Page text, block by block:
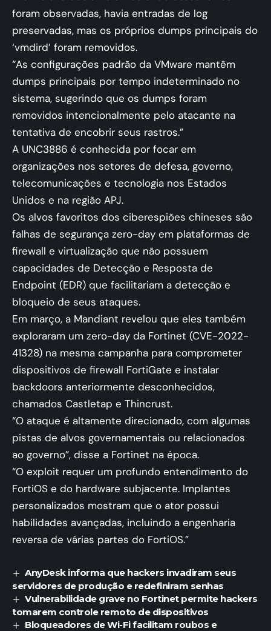
foram observadas, havia entradas de log
preservadas, mas os próprios dumps principais do
‘vmdird’ foram removidos.
“As configurações padrão da VMware mantêm
dumps principais por tempo indeterminado no
sistema, sugerindo que os dumps foram
removidos intencionalmente pelo atacante na
tentativa de encobrir seus rastros.”
A UNC3886 é conhecida por focar em
organizações nos setores de defesa, governo,
telecomunicações e tecnologia nos Estados
Unidos e na região APJ.
Os alvos favoritos dos ciberespiões chineses são
falhas de segurança zero-day em plataformas de
firewall e virtualização que não possuem
capacidades de Detecção e Resposta de
Endpoint (EDR) que facilitariam a detecção e
bloqueio de seus ataques.
Em março, a Mandiant revelou que eles também
exploraram um zero-day da Fortinet (CVE-2022-
41328) na mesma campanha para comprometer
dispositivos de firewall FortiGate e instalar
backdoors anteriormente desconhecidos,
chamados Castletap e Thincrust.
“O ataque é altamente direcionado, com algumas
pistas de alvos governamentais ou relacionados
ao governo”, disse a Fortinet na época.
“O exploit requer um profundo entendimento do
FortiOS e do hardware subjacente. Implantes
personalizados mostram que o ator possui
habilidades avançadas, incluindo a engenharia
reversa de várias partes do FortiOS.”
AnyDesk informa que hackers invadiram seus
servidores de produção e redefiniram senhas
Vulnerabilidade grave no Fortinet permite hackers
tomarem controle remoto de dispositivos
Bloqueadores de Wi-Fi facilitam roubos e